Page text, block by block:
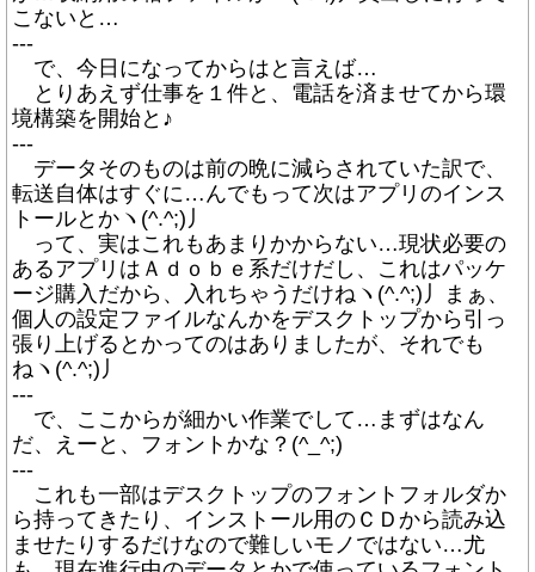
こないと…
---
で、今日になってからはと言えば…
とりあえず仕事を１件と、電話を済ませてから環
境構築を開始と♪
---
データそのものは前の晩に減らされていた訳で、
転送自体はすぐに…んでもって次はアプリのインス
トールとかヽ(^.^;)丿
って、実はこれもあまりかからない…現状必要の
あるアプリはＡｄｏｂｅ系だけだし、これはパッケ
ージ購入だから、入れちゃうだけねヽ(^.^;)丿まぁ、
個人の設定ファイルなんかをデスクトップから引っ
張り上げるとかってのはありましたが、それでも
ねヽ(^.^;)丿
---
で、ここからが細かい作業でして…まずはなん
だ、えーと、フォントかな？(^_^;)
---
これも一部はデスクトップのフォントフォルダか
ら持ってきたり、インストール用のＣＤから読み込
ませたりするだけなので難しいモノではない…尤